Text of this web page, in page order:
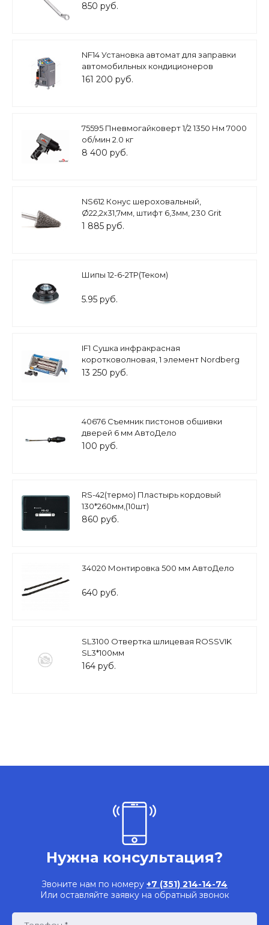
850 руб.
NF14 Установка автомат для заправки
автомобильных кондиционеров
161 200 руб.
75595 Пневмогайковерт 1/2 1350 Нм 7000
об/мин 2.0 кг
8 400 руб.
NS612 Конус шероховальный,
Ø22,2х31,7мм, штифт 6,3мм, 230 Grit
1 885 руб.
Шипы 12-6-2ТР(Теком)
5.95 руб.
IF1 Сушка инфракрасная
коротковолновая, 1 элемент Nordberg
13 250 руб.
40676 Съемник пистонов обшивки
дверей 6 мм АвтоДело
100 руб.
RS-42(термо) Пластырь кордовый
130*260мм,(10шт)
860 руб.
34020 Монтировка 500 мм АвтоДело
640 руб.
SL3100 Отвертка шлицевая ROSSVIK
SL3*100мм
164 руб.
Нужна консультация?
Звоните нам по номеру +7 (351) 214-14-74
Или оставляйте заявку на обратный звонок